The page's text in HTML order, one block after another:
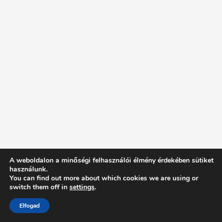
Intentionally Blank - Proudly powered by WordPress
A weboldalon a minőségi felhasználói élmény érdekében sütiket
használunk.
You can find out more about which cookies we are using or
switch them off in settings.
Elfogad